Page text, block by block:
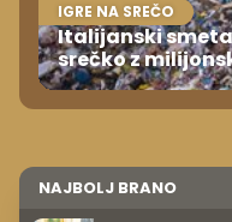
IGRE NA SREČO
Italijanski
srečko z
NAJBOLJ BRANO